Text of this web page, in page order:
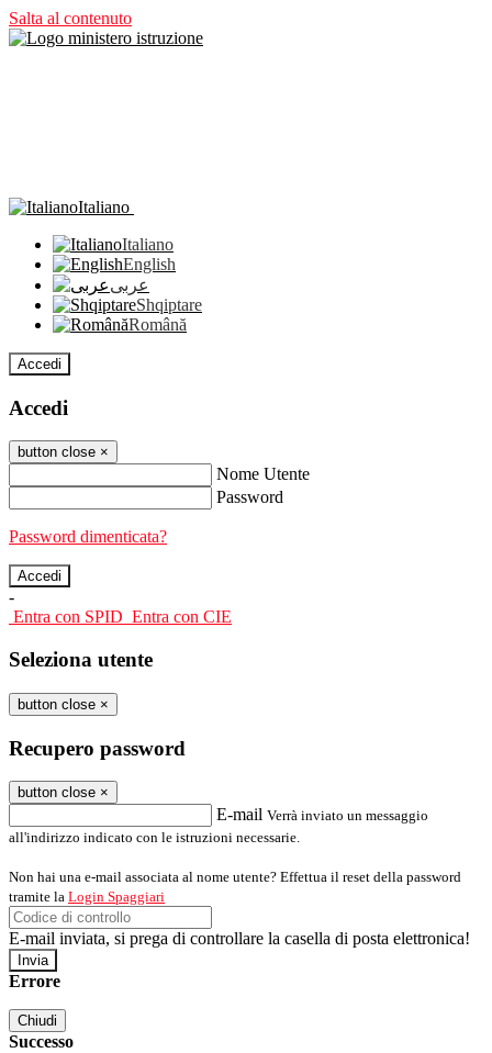
Salta al contenuto
Italiano
Italiano
English
عربى
Shqiptare
Română
Accedi
Accedi
button close ×
Nome Utente
Password
Password dimenticata?
-
Entra con SPID Entra con CIE
Seleziona utente
button close ×
Recupero password
button close ×
E-mail Verrà inviato un messaggio
all'indirizzo indicato con le istruzioni necessarie.
Non hai una e-mail associata al nome utente? Effettua il reset della password
tramite la Login Spaggiari
E-mail inviata, si prega di controllare la casella di posta elettronica!
Errore
Chiudi
Successo